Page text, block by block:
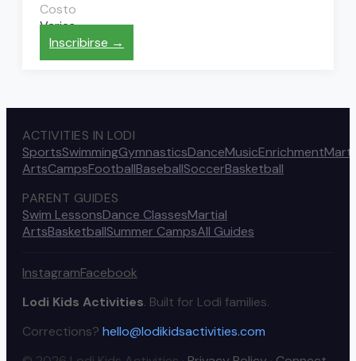
Costo
Varies
Inscribirse →
ACTIVITIES IN LODI
SportsSwimmingGymnasticsDanceMusicEnrichment
ArtsCampsFootballBaseballSoccerBasketball
PARENT GUIDES
Swim LessonsDance ClassesMartial
ArtsBasketballSummer CampsAll Guides
InstagramFacebook
Lodi Kids Activities. Built for Lodi families.
Corrections? hello@lodikidsactivities.com